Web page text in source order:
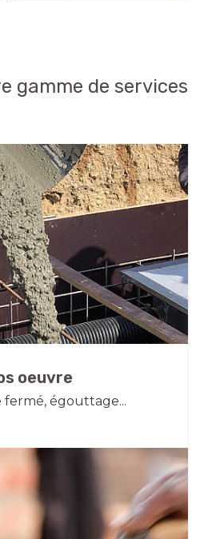
gamme de services
oeuvre
égouttage...